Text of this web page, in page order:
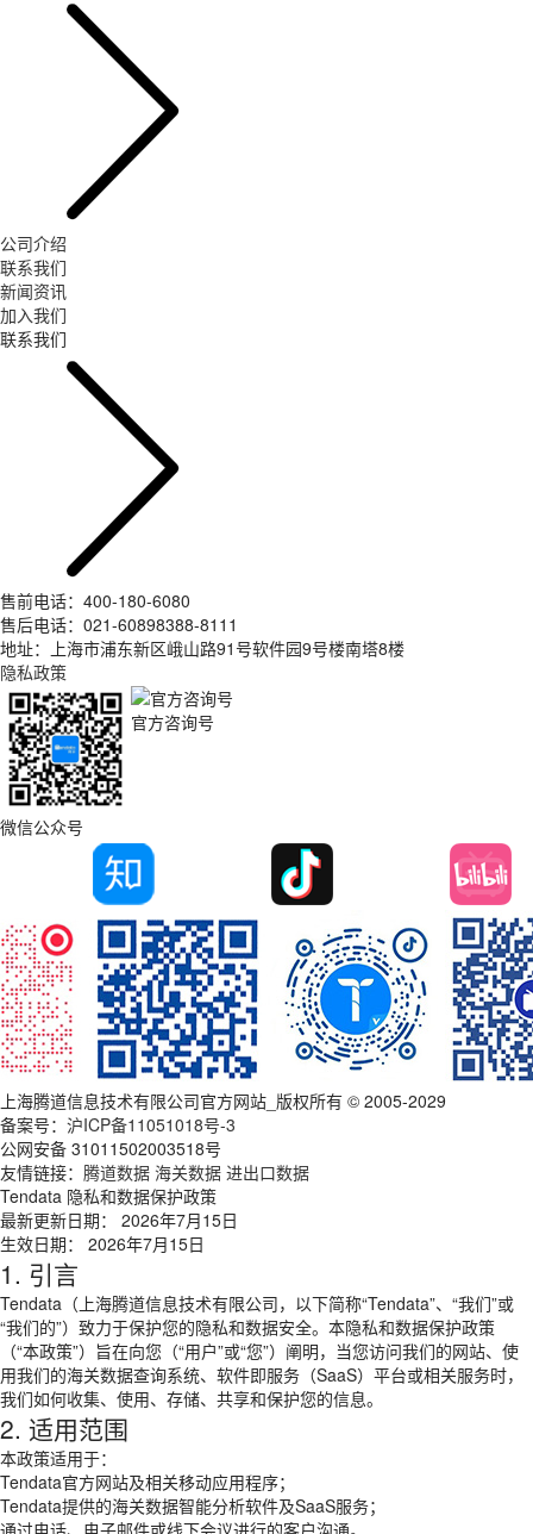
公司介绍
联系我们
新闻资讯
加入我们
联系我们
售前电话：400-180-6080
售后电话：021-60898388-8111
地址：上海市浦东新区峨山路91号软件园9号楼南塔8楼
隐私政策
微信公众号
官方咨询号
上海腾道信息技术有限公司官方网站_版权所有 © 2005-2029
备案号： 沪ICP备11051018号-3
公网安备 31011502003518号
友情链接： 腾道数据 海关数据 进出口数据
Tendata 隐私和数据保护政策
最新更新日期： 2026年7月15日
生效日期： 2026年7月15日
1. 引言
Tendata（上海腾道信息技术有限公司，以下简称“Tendata”、“我们”或
“我们的”）致力于保护您的隐私和数据安全。本隐私和数据保护政策
（“本政策”）旨在向您（“用户”或“您”）阐明，当您访问我们的网站、使
用我们的海关数据查询系统、软件即服务（SaaS）平台或相关服务时，
我们如何收集、使用、存储、共享和保护您的信息。
2. 适用范围
本政策适用于：
Tendata官方网站及相关移动应用程序；
Tendata提供的海关数据智能分析软件及SaaS服务；